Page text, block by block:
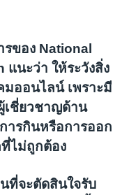
ของ National
นะว่า ให้ระวังสิ่ง
ออนไลน์ เพราะมี
เชี่ยวชาญด้าน
ารกินหรือการออก
ไม่ถูกต้อง
ที่จะตัดสินใจรับ